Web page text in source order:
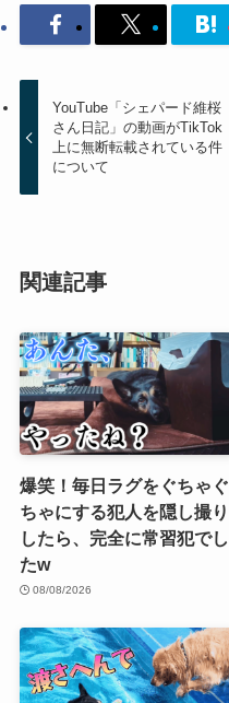
YouTube「シェパード維桜
さん日記」の動画がTikTok
上に無断転載されている件
について
関連記事
爆笑！毎日ラグをぐちゃぐ
ちゃにする犯人を隠し撮り
したら、完全に常習犯でし
たw
08/08/2026